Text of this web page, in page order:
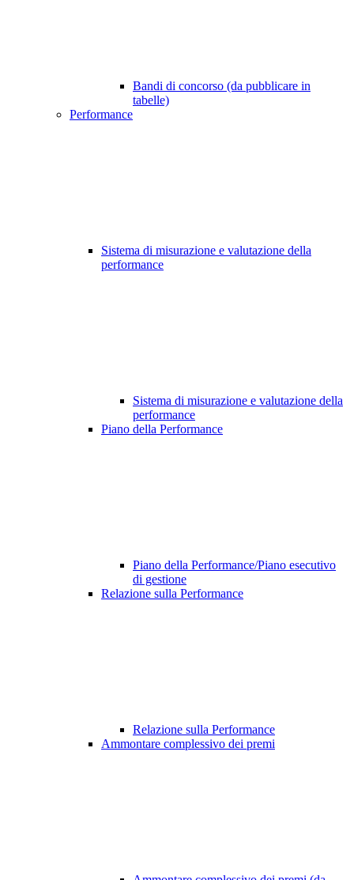
Bandi di concorso (da pubblicare in
tabelle)
Performance
Sistema di misurazione e valutazione della
performance
Sistema di misurazione e valutazione della
performance
Piano della Performance
Piano della Performance/Piano esecutivo
di gestione
Relazione sulla Performance
Relazione sulla Performance
Ammontare complessivo dei premi